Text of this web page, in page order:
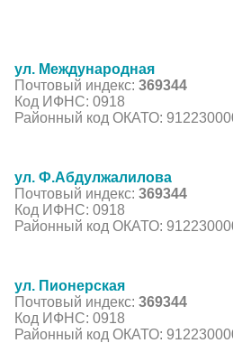
ул. Международная
Почтовый индекс: 369344
Код ИФНС: 0918
Районный код ОКАТО:
ул. Ф.Абдулжалилова
Почтовый индекс: 369344
Код ИФНС: 0918
Районный код ОКАТО:
ул. Пионерская
Почтовый индекс: 369344
Код ИФНС: 0918
Районный код ОКАТО: